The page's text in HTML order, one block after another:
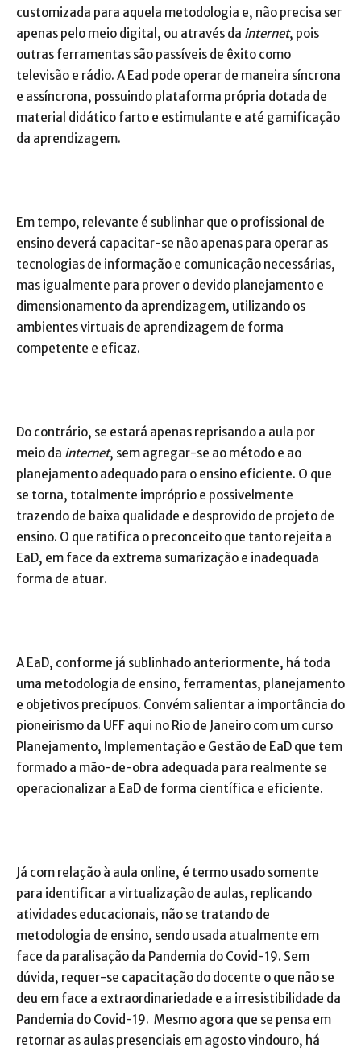
customizada para aquela metodologia e, não precisa ser
apenas pelo meio digital, ou através da internet, pois
outras ferramentas são passíveis de êxito como
televisão e rádio. A Ead pode operar de maneira síncrona
e assíncrona, possuindo plataforma própria dotada de
material didático farto e estimulante e até gamificação
da aprendizagem.
Em tempo, relevante é sublinhar que o profissional de
ensino deverá capacitar-se não apenas para operar as
tecnologias de informação e comunicação necessárias,
mas igualmente para prover o devido planejamento e
dimensionamento da aprendizagem, utilizando os
ambientes virtuais de aprendizagem de forma
competente e eficaz.
Do contrário, se estará apenas reprisando a aula por
meio da internet, sem agregar-se ao método e ao
planejamento adequado para o ensino eficiente. O que
se torna, totalmente impróprio e possivelmente
trazendo de baixa qualidade e desprovido de projeto de
ensino. O que ratifica o preconceito que tanto rejeita a
EaD, em face da extrema sumarização e inadequada
forma de atuar.
A EaD, conforme já sublinhado anteriormente, há toda
uma metodologia de ensino, ferramentas, planejamento
e objetivos precípuos. Convém salientar a importância do
pioneirismo da UFF aqui no Rio de Janeiro com um curso
Planejamento, Implementação e Gestão de EaD que tem
formado a mão-de-obra adequada para realmente se
operacionalizar a EaD de forma científica e eficiente.
Já com relação à aula online, é termo usado somente
para identificar a virtualização de aulas, replicando
atividades educacionais, não se tratando de
metodologia de ensino, sendo usada atualmente em
face da paralisação da Pandemia do Covid-19. Sem
dúvida, requer-se capacitação do docente o que não se
deu em face a extraordinariedade e a irresistibilidade da
Pandemia do Covid-19. Mesmo agora que se pensa em
retornar as aulas presenciais em agosto vindouro, há